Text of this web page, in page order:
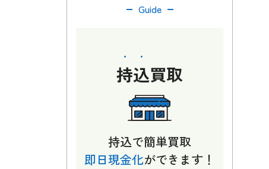
Guide
持込買取
持込で簡単買取
即日現金化ができます！